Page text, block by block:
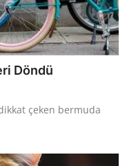
Döndü
çeken bermuda